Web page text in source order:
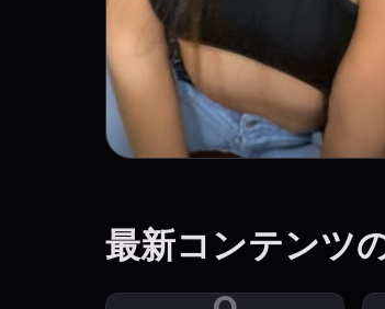
最新コンテンツ